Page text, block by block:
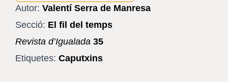
Autor: Valentí Serra de Manresa
Secció: El fil del temps
Revista d’Igualada 35
Etiquetes: Caputxins